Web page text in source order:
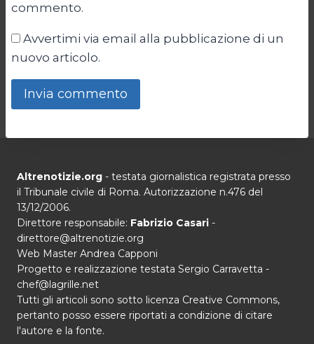
commento.
Avvertimi via email alla pubblicazione di un
nuovo articolo.
Altrenotizie.org - testata giornalistica registrata presso
il Tribunale civile di Roma. Autorizzazione n.476 del
13/12/2006.
Direttore responsabile: Fabrizio Casari -
direttore@altrenotizie.org
Web Master Andrea Capponi
Progetto e realizzazione testata Sergio Carravetta -
chef@lagrille.net
Tutti gli articoli sono sotto licenza Creative Commons,
pertanto posso essere riportati a condizione di citare
l'autore e la fonte.